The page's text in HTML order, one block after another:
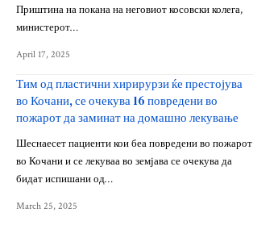
Приштина на покана на неговиот косовски колега,
министерот…
April 17, 2025
Тим од пластични хирирурзи ќе престојува
во Кочани, се очекува 16 повредени во
пожарот да заминат на домашно лекување
Шеснаесет пациенти кои беа повредени во пожарот
во Кочани и се лекуваа во земјава се очекува да
бидат испишани од…
March 25, 2025